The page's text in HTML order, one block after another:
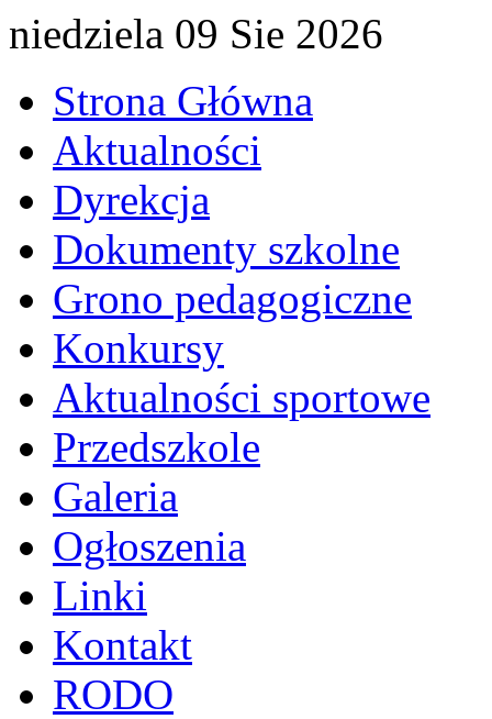
niedziela 09 Sie 2026
Strona Główna
Aktualności
Dyrekcja
Dokumenty szkolne
Grono pedagogiczne
Konkursy
Aktualności sportowe
Przedszkole
Galeria
Ogłoszenia
Linki
Kontakt
RODO